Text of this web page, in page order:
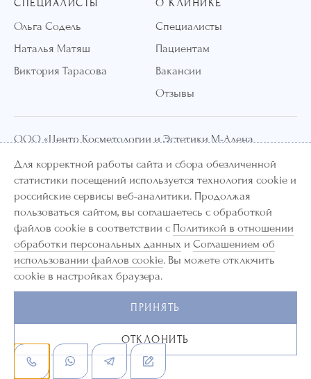
СПЕЦИАЛИСТЫ
Ольга Содель
Наталья Матяш
Виктория Тарасова
О КЛИНИКЕ
Специалисты
Пациентам
Вакансии
Отзывы
ООО «Центр Косметологии и Эстетики М-Алена
ИНН 7714460694
ОГРН 1207700186803
Лицензия ЛО-77-01-020865
Информация и цены, представленные на сайте, являются
справочными и не являются публичной офертой. Лекарственные
медицинская техника имеют противопоказания к их применению и
специалистов.
Для корректной работы сайта и сбора обезличенной
статистики посещений используется технология cookie и
российские сервисы веб-аналитики. Продолжая
пользоваться сайтом, вы соглашаетесь с обработкой
файлов cookie в соответствии с Политикой в отношении
обработки персональных данных и Соглашением об
использовании файлов cookie. Вы можете отключить
cookie в настройках браузера.
ОТКЛОНИТЬ
ПРИНЯТЬ